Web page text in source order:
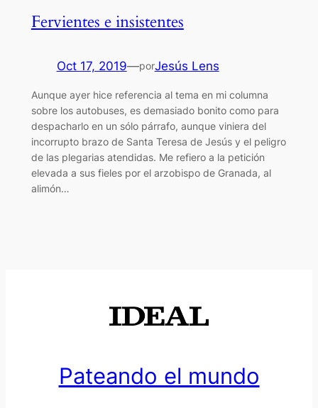
Fervientes e insistentes
Oct 17, 2019—porJesús Lens
Aunque ayer hice referencia al tema en mi columna
sobre los autobuses, es demasiado bonito como para
despacharlo en un sólo párrafo, aunque viniera del
incorrupto brazo de Santa Teresa de Jesús y el peligro
de las plegarias atendidas. Me refiero a la petición
elevada a sus fieles por el arzobispo de Granada, al
alimón…
Pateando el mundo